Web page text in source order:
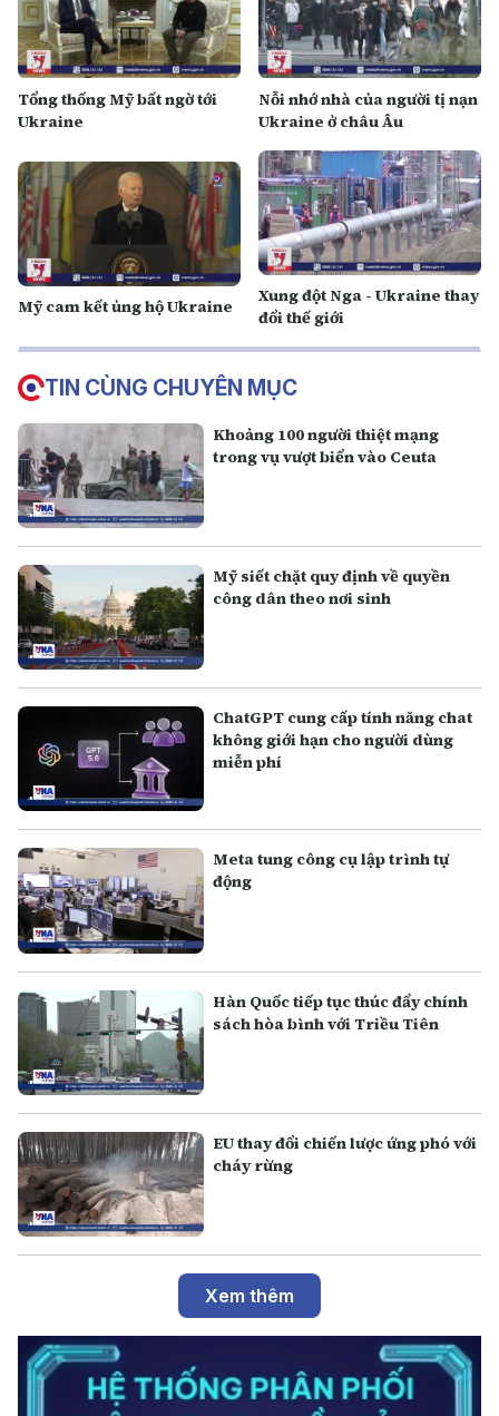
Tổng thống Mỹ bất ngờ tới
Ukraine
Nỗi nhớ nhà của người tị nạn
Ukraine ở châu Âu
Mỹ cam kết ủng hộ Ukraine
Xung đột Nga - Ukraine thay
đổi thế giới
TIN CÙNG CHUYÊN MỤC
Khoảng 100 người thiệt mạng
trong vụ vượt biển vào Ceuta
Mỹ siết chặt quy định về quyền
công dân theo nơi sinh
ChatGPT cung cấp tính năng chat
không giới hạn cho người dùng
miễn phí
Meta tung công cụ lập trình tự
động
Hàn Quốc tiếp tục thúc đẩy chính
sách hòa bình với Triều Tiên
EU thay đổi chiến lược ứng phó với
cháy rừng
Xem thêm